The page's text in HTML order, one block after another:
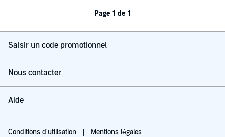
Page 1 de 1
Saisir un code promotionnel
Nous contacter
Aide
Conditions d'utilisation Mentions légales